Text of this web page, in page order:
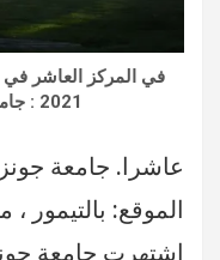
في المركز العاشر في
2021 : جامعة جونز هوبكنز – أمريكا
عاشرا. جامعة جونز
الموقع: بالتيمور ،
اشتهرت جامعة